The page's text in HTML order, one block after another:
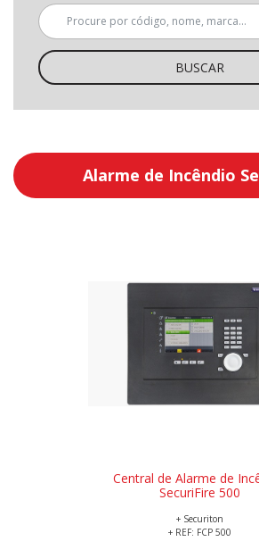
BUSCAR
Alarme de Incêndio
Central de Alarme de
SecuriFire 500
+ Securiton
+ REF: FCP 500